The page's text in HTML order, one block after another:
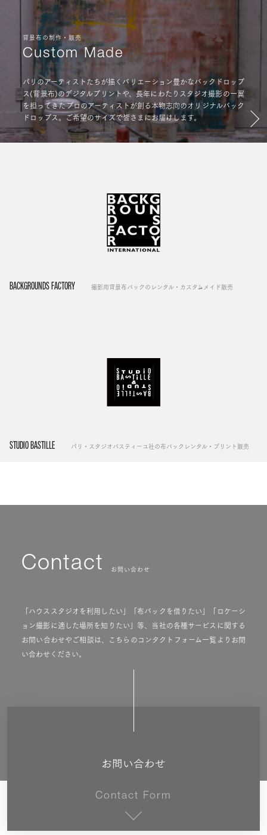
背景布の制作・販売
Custom Made
パリのアーティストたちが描くバリエーション豊かなバックドロップ
ス(背景布)のデジタルプリントや、長年にわたりスタジオ撮影の一翼
を担ってきたプロのアーティストが創る本物志向のオリジナルバック
ドロップス。ご希望のサイズで皆さまにお届けします。
BACKGROUNDS FACTORY 撮影用背景布バックのレンタル・カスタムメイド販売
STUDIO BASTILLE パリ・スタジオバスティーユ社の布バックレンタル・プリント販売
Contact お問い合わせ
「ハウススタジオを利用したい」「布バックを借りたい」「ロケーシ
ョン撮影に適した場所を知りたい」等、当社の各種サービスに関する
お問い合わせやご相談は、こちらのコンタクトフォーム一覧よりお問
い合わせください。
お問い合わせ
Contact Form